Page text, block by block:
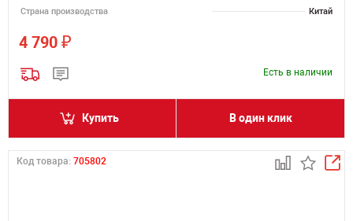
Страна производства
Китай
4 790 ₽
Есть в наличии
Купить В один клик
Код товара: 705802